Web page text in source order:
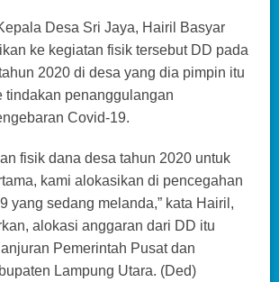
Desa Sri Jaya, Hairil Basyar
ke kegiatan fisik tersebut DD pada
2020 di desa yang dia pimpin itu
tindakan penanggulangan
Covid-19.
fisik dana desa tahun 2020 untuk
kami alokasikan di pencegahan
yang sedang melanda,” kata Hairil,
alokasi anggaran dari DD itu
Pemerintah Pusat dan
Lampung Utara. (Ded)